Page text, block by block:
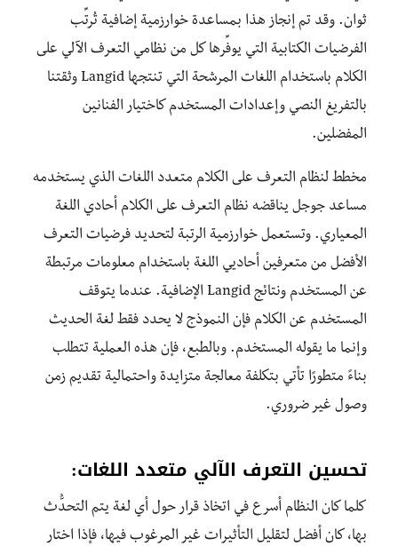
ثوان. وقد تم إنجاز هذا بمساعدة خوارزمية إضافية تُرتِّب
الفرضيات الكتابية التي يوفِّرها كل من نظامي التعرف الآلي على
الكلام باستخدام اللغات المرشحة التي تنتجها Langid وثقتنا
بالتفريغ النصي وإعدادات المستخدم كاختيار الفنانين
المفضلين.
مخطط لنظام التعرف على الكلام متعدد اللغات الذي يستخدمه
مساعد جوجل يناقضه نظام التعرف على الكلام أحادي اللغة
المعياري. وتستعمل خوارزمية الرتبة لتحديد فرضيات التعرف
الأفضل من متعرفين أحاديي اللغة باستخدام معلومات مرتبطة
عن المستخدم ونتائج Langid الإضافية. عندما يتوقف
المستخدم عن الكلام فإن النموذج لا يحدد فقط لغة الحديث
وإنما ما يقوله المستخدم. وبالطبع، فإن هذه العملية تتطلب
بناءً متطورًا تأتي بتكلفة معالجة متزايدة واحتمالية تقديم زمن
وصول غير ضروري.
تحسين التعرف الآلي متعدد اللغات:
كلما كان النظام أسرع في اتخاذ قرار حول أي لغة يتم التحدُّث
بها، كان أفضل لتقليل التأثيرات غير المرغوب فيها، فإذا اختار